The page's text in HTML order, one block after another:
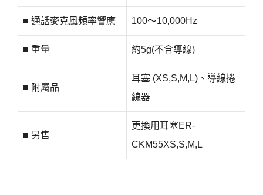
■ 通話麥克風頻率響應 100～10,000Hz
■ 重量 約5g(不含導線)
■ 附屬品
耳塞 (XS,S,M,L)、導線捲
線器
■ 另售
更換用耳塞ER-
CKM55XS,S,M,L